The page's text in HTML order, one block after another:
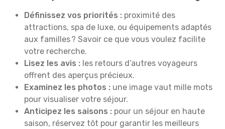
Définissez vos priorités : proximité des
attractions, spa de luxe, ou équipements adaptés
aux familles ? Savoir ce que vous voulez facilite
votre recherche.
Lisez les avis : les retours d’autres voyageurs
offrent des aperçus précieux.
Examinez les photos : une image vaut mille mots
pour visualiser votre séjour.
Anticipez les saisons : pour un séjour en haute
saison, réservez tôt pour garantir les meilleurs